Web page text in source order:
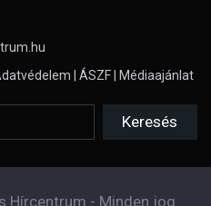
ÁSZF Médiaajánlat
Hírcentrum - Minden jog